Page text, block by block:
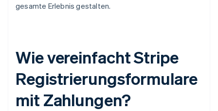
gesamte Erlebnis gestalten.
Wie vereinfacht Stripe
Registrierungsformulare
mit Zahlungen?